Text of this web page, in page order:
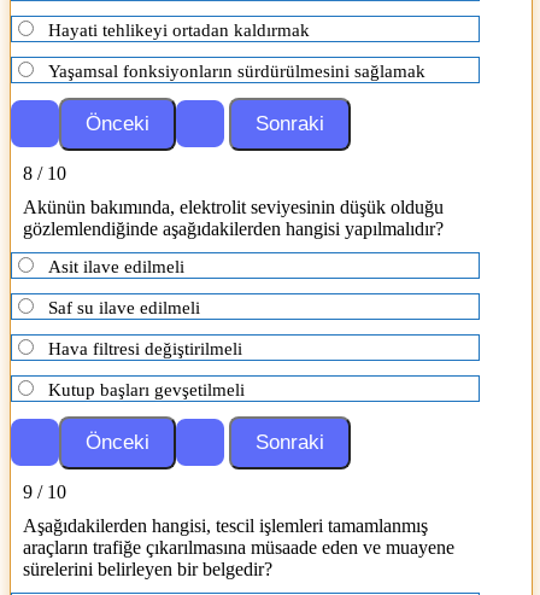
Hayati tehlikeyi ortadan kaldırmak
Yaşamsal fonksiyonların sürdürülmesini sağlamak
8 / 10
Akünün bakımında, elektrolit seviyesinin düşük olduğu
gözlemlendiğinde aşağıdakilerden hangisi yapılmalıdır?
Asit ilave edilmeli
Saf su ilave edilmeli
Hava filtresi değiştirilmeli
Kutup başları gevşetilmeli
9 / 10
Aşağıdakilerden hangisi, tescil işlemleri tamamlanmış
araçların trafiğe çıkarılmasına müsaade eden ve muayene
sürelerini belirleyen bir belgedir?